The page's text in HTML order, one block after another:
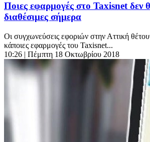
Ποιες εφαρμογές στο Taxisnet δεν
διαθέσιμες σήμερα
Οι συγχωνεύσεις εφοριών στην Αττική
κάποιες εφαρμογές του Taxisnet...
10:26 | Πέμπτη 18 Οκτωβρίου 2018